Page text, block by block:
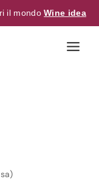
il mondoWine idea